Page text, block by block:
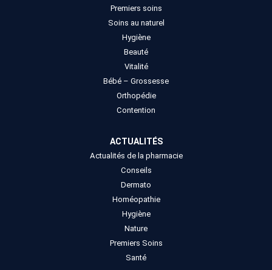
Premiers soins
Soins au naturel
Hygiène
Beauté
Vitalité
Bébé – Grossesse
Orthopédie
Contention
ACTUALITÉS
Actualités de la pharmacie
Conseils
Dermato
Homéopathie
Hygiène
Nature
Premiers Soins
Santé